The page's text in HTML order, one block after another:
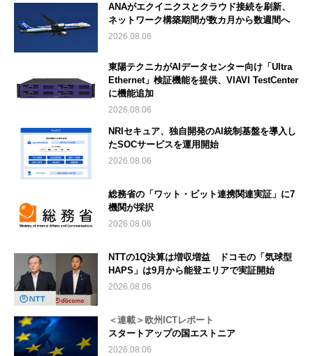
ANAがエクイニクスとクラウド接続を刷新、
ネットワーク構築期間が数カ月から数週間へ
2026.08.06
東陽テクニカがAIデータセンター向け「Ultra
Ethernet」検証機能を提供、VIAVI TestCenter
に機能追加
2026.08.06
NRIセキュア、独自開発のAI統制基盤を導入し
たSOCサービスを運用開始
2026.08.06
総務省の「ワット・ビット連携関連実証」に7
機関が採択
2026.08.06
NTTの1Q決算は増収増益 ドコモの「気球型
HAPS」は9月から能登エリアで実証開始
2026.08.06
＜連載＞欧州ICTレポート
スタートアップの国エストニア
2026.08.06